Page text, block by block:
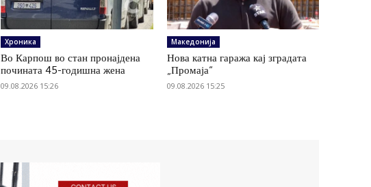
Хроника
Во Карпош во стан пронајдена
почината 45-годишна жена
09.08.2026 15:26
Македонија
Нова катна гаража кај зградата
„Промаја“
09.08.2026 15:25